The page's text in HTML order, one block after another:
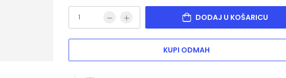
DODAJ U KOŠARICU
KUPI ODMAH